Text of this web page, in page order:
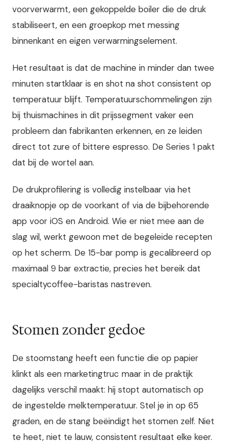
voorverwarmt, een gekoppelde boiler die de druk
stabiliseert, en een groepkop met messing
binnenkant en eigen verwarmingselement.
Het resultaat is dat de machine in minder dan twee
minuten startklaar is en shot na shot consistent op
temperatuur blijft. Temperatuurschommelingen zijn
bij thuismachines in dit prijssegment vaker een
probleem dan fabrikanten erkennen, en ze leiden
direct tot zure of bittere espresso. De Series 1 pakt
dat bij de wortel aan.
De drukprofilering is volledig instelbaar via het
draaiknopje op de voorkant of via de bijbehorende
app voor iOS en Android. Wie er niet mee aan de
slag wil, werkt gewoon met de begeleide recepten
op het scherm. De 15-bar pomp is gecalibreerd op
maximaal 9 bar extractie, precies het bereik dat
specialtycoffee-baristas nastreven.
Stomen zonder gedoe
De stoomstang heeft een functie die op papier
klinkt als een marketingtruc maar in de praktijk
dagelijks verschil maakt: hij stopt automatisch op
de ingestelde melktemperatuur. Stel je in op 65
graden, en de stang beëindigt het stomen zelf. Niet
te heet, niet te lauw, consistent resultaat elke keer.